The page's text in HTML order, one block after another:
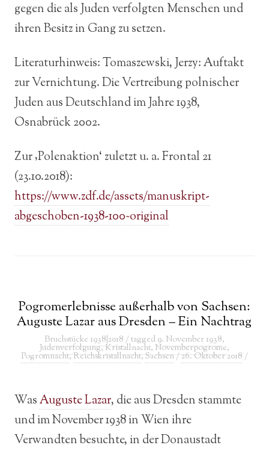
gegen die als Juden verfolgten Menschen und
ihren Besitz in Gang zu setzen.
Literaturhinweis: Tomaszewski, Jerzy: Auftakt
zur Vernichtung. Die Vertreibung polnischer
Juden aus Deutschland im Jahre 1938,
Osnabrück 2002.
Zur ‚Polenaktion‘ zuletzt u. a. Frontal 21
(23.10.2018):
https://www.zdf.de/assets/manuskript-
abgeschoben-1938-100~original
Pogromerlebnisse außerhalb von Sachsen:
Auguste Lazar aus Dresden – Ein Nachtrag
Bruchstücke 1938|2018 / tagged 9. November 1938,
Judenverfolgung,Kristallnacht, Novemberpogrome,
Pogromnacht,Reichskristallnacht,Sachsen/26. Oktober 2018 /
WasAuguste Lazar, die aus Dresden stammte
und im November 1938 in Wien ihre
Verwandten besuchte, in der Donaustadt